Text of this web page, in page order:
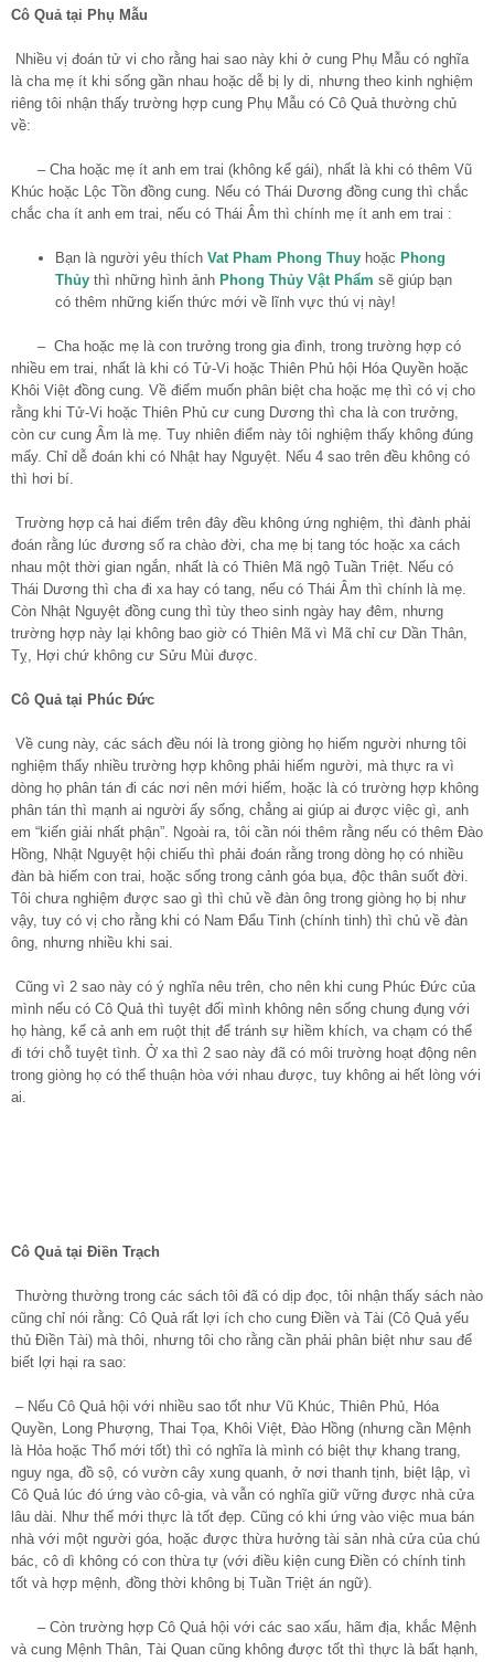
Cô Quả tại Phụ Mẫu
Nhiều vị đoán tử vi cho rằng hai sao này khi ở cung Phụ Mẫu có nghĩa
là cha mẹ ít khi sống gần nhau hoặc dễ bị ly di, nhưng theo kinh nghiệm
riêng tôi nhận thấy trường hợp cung Phụ Mẫu có Cô Quả thường chủ
về:
– Cha hoặc mẹ ít anh em trai (không kể gái), nhất là khi có thêm Vũ
Khúc hoặc Lộc Tồn đồng cung. Nếu có Thái Dương đồng cung thì chắc
chắc cha ít anh em trai, nếu có Thái Âm thì chính mẹ ít anh em trai :
Bạn là người yêu thích Vat Pham Phong Thuy hoặc Phong
Thủy thì những hình ảnh Phong Thủy Vật Phẩm sẽ giúp bạn
có thêm những kiến thức mới về lĩnh vực thú vị này!
– Cha hoặc mẹ là con trưởng trong gia đình, trong trường hợp có
nhiều em trai, nhất là khi có Tử-Vi hoặc Thiên Phủ hội Hóa Quyền hoặc
Khôi Việt đồng cung. Về điểm muốn phân biệt cha hoặc mẹ thì có vị cho
rằng khi Tử-Vi hoặc Thiên Phủ cư cung Dương thì cha là con trưởng,
còn cư cung Âm là mẹ. Tuy nhiên điểm này tôi nghiệm thấy không đúng
mấy. Chỉ dễ đoán khi có Nhật hay Nguyệt. Nếu 4 sao trên đều không có
thì hơi bí.
Trường hợp cả hai điểm trên đây đều không ứng nghiệm, thì đành phải
đoán rằng lúc đương số ra chào đời, cha mẹ bị tang tóc hoặc xa cách
nhau một thời gian ngắn, nhất là có Thiên Mã ngộ Tuần Triệt. Nếu có
Thái Dương thì cha đi xa hay có tang, nếu có Thái Âm thì chính là mẹ.
Còn Nhật Nguyệt đồng cung thì tùy theo sinh ngày hay đêm, nhưng
trường hợp này lại không bao giờ có Thiên Mã vì Mã chỉ cư Dần Thân,
Tỵ, Hợi chứ không cư Sửu Mùi được.
Cô Quả tại Phúc Đức
Về cung này, các sách đều nói là trong giòng họ hiếm người nhưng tôi
nghiệm thấy nhiều trường hợp không phải hiếm người, mà thực ra vì
dòng họ phân tán đi các nơi nên mới hiếm, hoặc là có trường hợp không
phân tán thì mạnh ai người ấy sống, chẳng ai giúp ai được việc gì, anh
em “kiến giải nhất phận”. Ngoài ra, tôi cần nói thêm rằng nếu có thêm Đào
Hồng, Nhật Nguyệt hội chiếu thì phải đoán rằng trong dòng họ có nhiều
đàn bà hiếm con trai, hoặc sống trong cảnh góa bụa, độc thân suốt đời.
Tôi chưa nghiệm được sao gì thì chủ về đàn ông trong giòng họ bị như
vậy, tuy có vị cho rằng khi có Nam Đẩu Tinh (chính tinh) thì chủ về đàn
ông, nhưng nhiều khi sai.
Cũng vì 2 sao này có ý nghĩa nêu trên, cho nên khi cung Phúc Đức của
mình nếu có Cô Quả thì tuyệt đối mình không nên sống chung đụng với
họ hàng, kể cả anh em ruột thịt để tránh sự hiềm khích, va chạm có thể
đi tới chỗ tuyệt tình. Ở xa thì 2 sao này đã có môi trường hoạt động nên
trong giòng họ có thể thuận hòa với nhau được, tuy không ai hết lòng với
ai.
Cô Quả tại Điền Trạch
Thường thường trong các sách tôi đã có dịp đọc, tôi nhận thấy sách nào
cũng chỉ nói rằng: Cô Quả rất lợi ích cho cung Điền và Tài (Cô Quả yếu
thủ Điền Tài) mà thôi, nhưng tôi cho rằng cần phải phân biệt như sau để
biết lợi hại ra sao:
– Nếu Cô Quả hội với nhiều sao tốt như Vũ Khúc, Thiên Phủ, Hóa
Quyền, Long Phượng, Thai Tọa, Khôi Việt, Đào Hồng (nhưng cần Mệnh
là Hỏa hoặc Thổ mới tốt) thì có nghĩa là mình có biệt thự khang trang,
nguy nga, đồ sộ, có vườn cây xung quanh, ở nơi thanh tịnh, biệt lập, vì
Cô Quả lúc đó ứng vào cô-gia, và vẫn có nghĩa giữ vững được nhà cửa
lâu dài. Như thế mới thực là tốt đẹp. Cũng có khi ứng vào việc mua bán
nhà với một người góa, hoặc được thừa hưởng tài sản nhà cửa của chú
bác, cô dì không có con thừa tự (với điều kiện cung Điền có chính tinh
tốt và hợp mệnh, đồng thời không bị Tuần Triệt án ngữ).
– Còn trường hợp Cô Quả hội với các sao xấu, hãm địa, khắc Mệnh
và cung Mệnh Thân, Tài Quan cũng không được tốt thì thực là bất hạnh,